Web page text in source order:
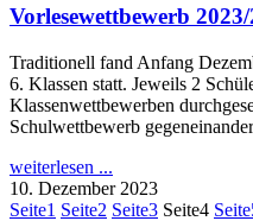
Vorlesewettbewerb
Traditionell fand Anfang
6. Klassen statt. Jeweils 2
Klassenwettbewerben
Schulwettbewerb
weiterlesen ...
10. Dezember 2023
Seite1 Seite2 Seite3 Seite4 Seite